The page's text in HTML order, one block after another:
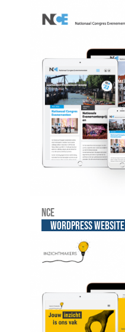
NCE
WordPress website